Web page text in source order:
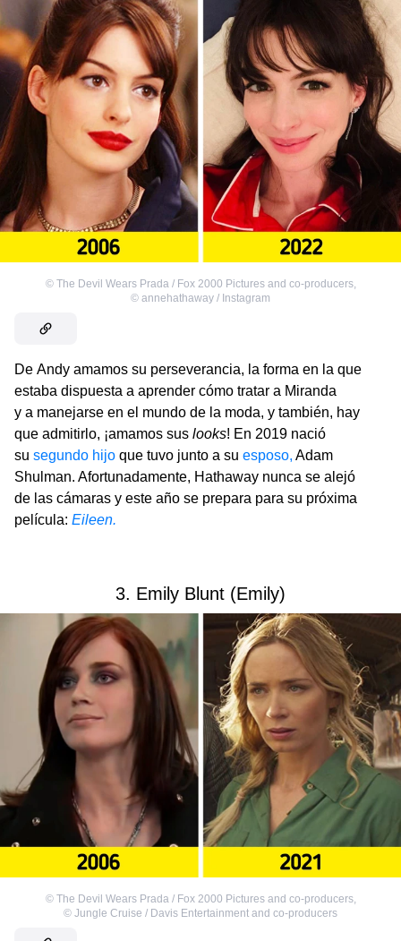
© The Devil Wears Prada / Fox 2000 Pictures and co-producers,
© annehathaway / Instagram
De Andy amamos su perseverancia, la forma en la que
estaba dispuesta a aprender cómo tratar a Miranda
y a manejarse en el mundo de la moda, y también, hay
que admitirlo, ¡amamos sus looks! En 2019 nació
su segundo hijo que tuvo junto a su esposo, Adam
Shulman. Afortunadamente, Hathaway nunca se alejó
de las cámaras y este año se prepara para su próxima
película: Eileen.
3. Emily Blunt (Emily)
© The Devil Wears Prada / Fox 2000 Pictures and co-producers,
© Jungle Cruise / Davis Entertainment and co-producers